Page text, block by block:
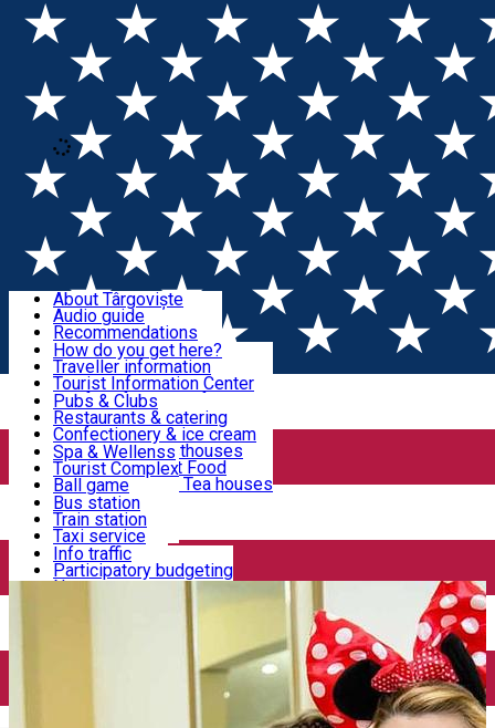
Open main menu
Loading
Sign In
Sign Up Free
Discover Târgoviște
Useful information!
Accommodation & Food
Activities
Transportation & Parking
We keep you informed!
About Târgoviște
Audio guide
Recommendations
Parks & Zoo
Church & monasteries
Art & culture
Event organizers
Legends and stories
Târgoviște in pictures
How do you get here?
Traveller information
Tourist Information Center
Useful information for locals
Community
Pubs & Clubs
Restaurants & catering
Confectionery & ice cream
Hotels and guesthouses
Pizzerias & Fast Food
Coffee places & Tea houses
Spa & Wellenss
Tourist Complex
Ball game
Swimming
Sport clubs
Playgrounds
Bus station
Train station
Taxi service
Rent a car
Car wash
Parking places
Info traffic
Participatory budgeting
News
Home Playground HERA KIDS